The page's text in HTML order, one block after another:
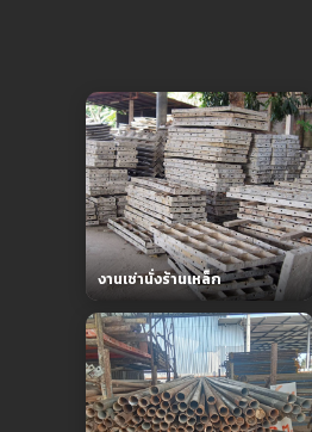
งานเช่านั่งร้านเหล็ก